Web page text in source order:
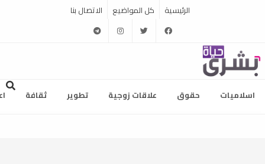
الرئيسية كل المواضيع الاتصال بنا
facebook
twitter
instagram
telegram
اسلاميات حقوق علاقات زوجية تطوير ثقافة